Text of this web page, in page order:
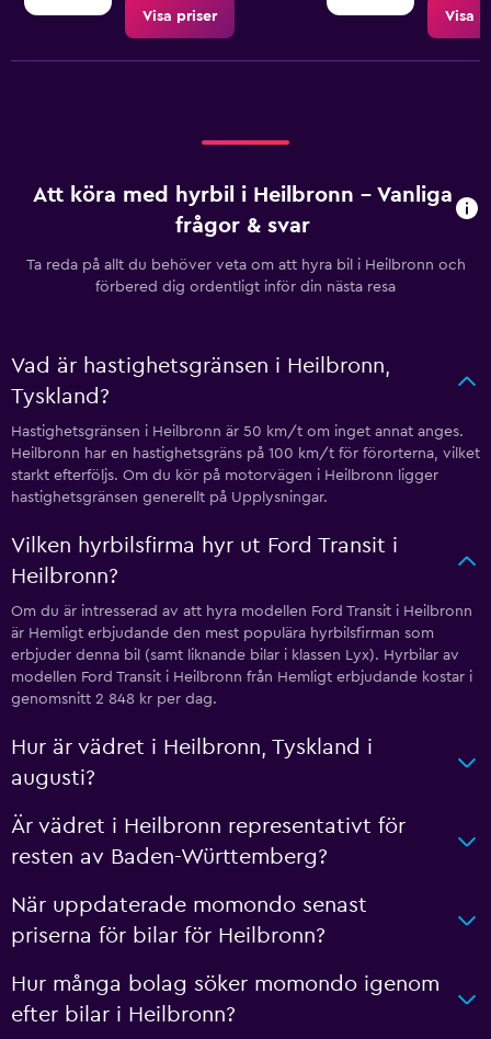
Visa priser Visa
Att köra med hyrbil i Heilbronn – Vanliga
frågor & svar
Ta reda på allt du behöver veta om att hyra bil i Heilbronn och
förbered dig ordentligt inför din nästa resa
Vad är hastighetsgränsen i Heilbronn,
Tyskland?
Hastighetsgränsen i Heilbronn är 50 km/t om inget annat anges.
Heilbronn har en hastighetsgräns på 100 km/t för förorterna, vilket
starkt efterföljs. Om du kör på motorvägen i Heilbronn ligger
hastighetsgränsen generellt på Upplysningar.
Vilken hyrbilsfirma hyr ut Ford Transit i
Heilbronn?
Om du är intresserad av att hyra modellen Ford Transit i Heilbronn
är Hemligt erbjudande den mest populära hyrbilsfirman som
erbjuder denna bil (samt liknande bilar i klassen Lyx). Hyrbilar av
modellen Ford Transit i Heilbronn från Hemligt erbjudande kostar i
genomsnitt 2 848 kr per dag.
Hur är vädret i Heilbronn, Tyskland i
augusti?
Är vädret i Heilbronn representativt för
resten av Baden-Württemberg?
När uppdaterade momondo senast
priserna för bilar för Heilbronn?
Hur många bolag söker momondo igenom
efter bilar i Heilbronn?